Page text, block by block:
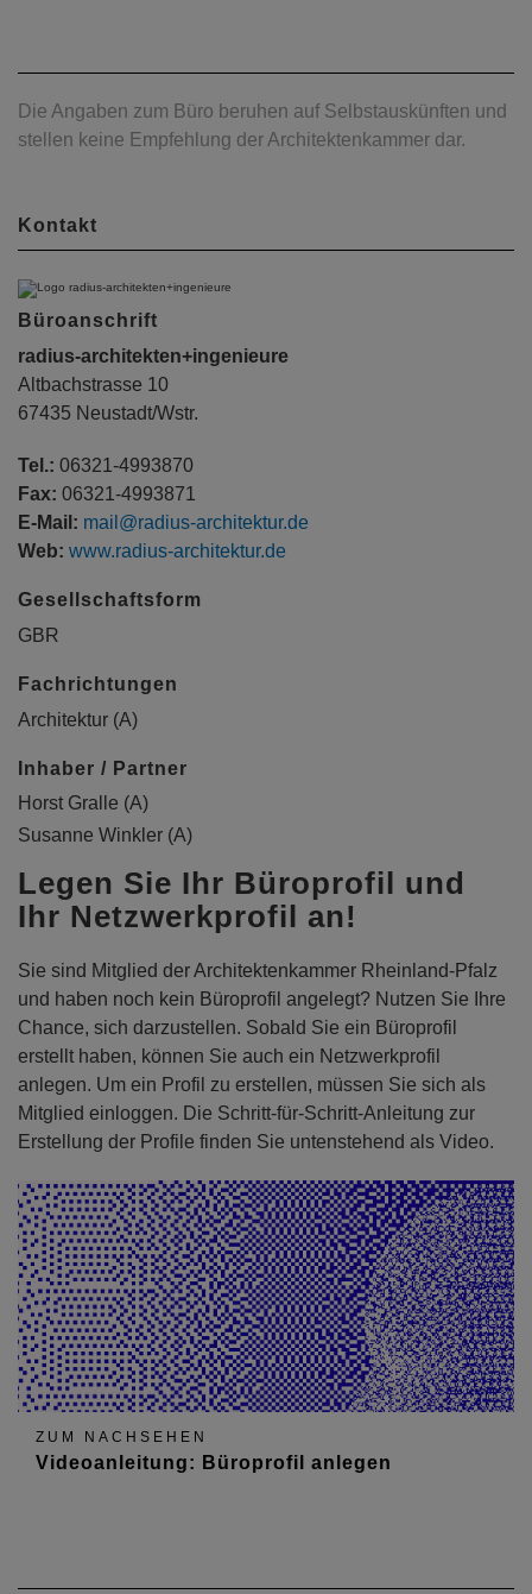
Die Angaben zum Büro beruhen auf Selbstauskünften und
stellen keine Empfehlung der Architektenkammer dar.
Kontakt
Büroanschrift
radius-architekten+ingenieure
Altbachstrasse 10
67435 Neustadt/Wstr.
Tel.: 06321-4993870
Fax: 06321-4993871
E-Mail: mail@radius-architektur.de
Web: www.radius-architektur.de
Gesellschaftsform
GBR
Fachrichtungen
Architektur (A)
Inhaber / Partner
Horst Gralle (A)
Susanne Winkler (A)
Legen Sie Ihr Büroprofil und
Ihr Netzwerkprofil an!
Sie sind Mitglied der Architektenkammer Rheinland-Pfalz
und haben noch kein Büroprofil angelegt? Nutzen Sie Ihre
Chance, sich darzustellen. Sobald Sie ein Büroprofil
erstellt haben, können Sie auch ein Netzwerkprofil
anlegen. Um ein Profil zu erstellen, müssen Sie sich als
Mitglied einloggen. Die Schritt-für-Schritt-Anleitung zur
Erstellung der Profile finden Sie untenstehend als Video.
ZUM NACHSEHEN
Videoanleitung: Büroprofil anlegen